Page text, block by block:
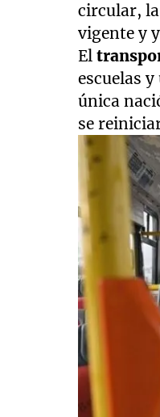
circular,
vigente y
El
escuelas
única
se